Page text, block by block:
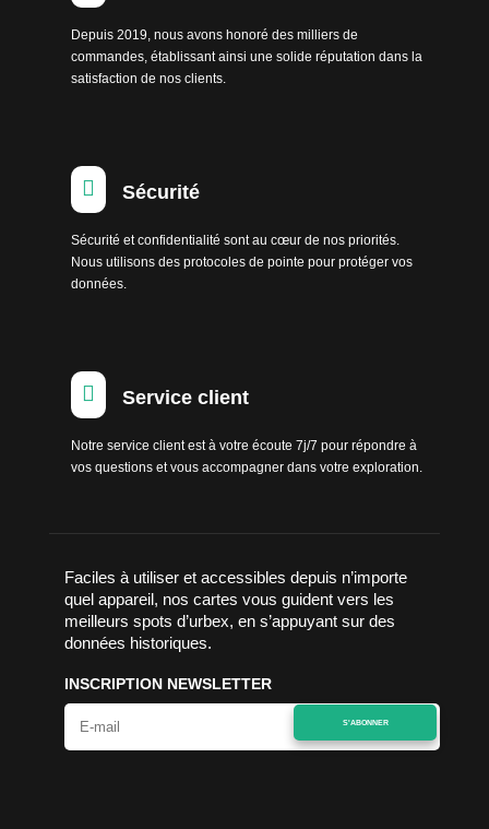
Depuis 2019, nous avons honoré des milliers de
commandes, établissant ainsi une solide réputation dans la
satisfaction de nos clients.
 Sécurité
Sécurité et confidentialité sont au cœur de nos priorités.
Nous utilisons des protocoles de pointe pour protéger vos
données.
 Service client
Notre service client est à votre écoute 7j/7 pour répondre à
vos questions et vous accompagner dans votre exploration.
Faciles à utiliser et accessibles depuis n’importe
quel appareil, nos cartes vous guident vers les
meilleurs spots d’urbex, en s’appuyant sur des
données historiques.
INSCRIPTION NEWSLETTER
S'ABONNER